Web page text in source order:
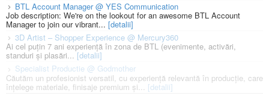
BTL Account Manager @ YES Communication
Job description: We're on the lookout for an awesome BTL Account
Manager to join our vibrant... [detalii]
3D Artist – Shopper Experience @ Mercury360
Ai cel puțin 7 ani experiență în zona de BTL (evenimente, activări,
standuri și plasări... [detalii]
Specialist Productie @ Godmother
Căutăm un profesionist versatil, cu experiență relevantă în producție, care
înțelege materiale, finisaje premium și... [detalii]